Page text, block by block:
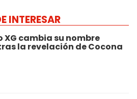
INTERESAR
XG cambia su nombre
la revelación de Cocona